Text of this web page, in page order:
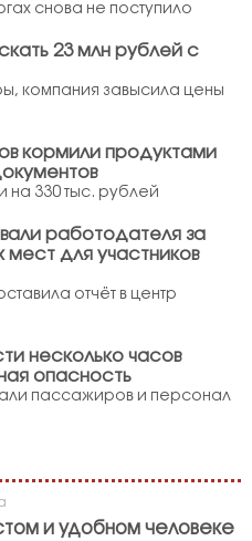
снова не поступило
23 млн рублей с
компания завысила цены
кормили продуктами
на 330 тыс. рублей
работодателя за
мест для участников
отчёт в центр
несколько часов
опасность
пассажиров и персонал
и удобном человеке